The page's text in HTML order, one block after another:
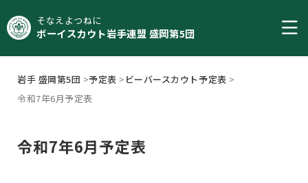
そなえよつねに
ボーイスカウト岩手連盟 盛岡第5団
岩手 盛岡第5団 >予定表 > ビーバースカウト予定表 >
令和7年6月予定表
令和7年6月予定表